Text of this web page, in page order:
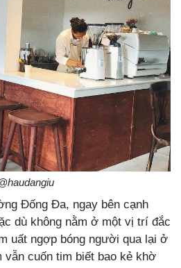
Đống Đa, ngay bên cạnh
dù không nằm ở một vị trí đắc
uất ngợp bóng người qua lại ở
vẫn cuốn tim biết bao kẻ khờ